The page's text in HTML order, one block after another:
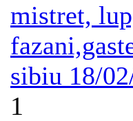
mistret,
sibiu 18/
1